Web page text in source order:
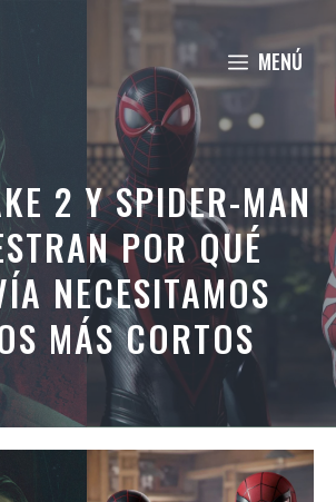
MENÚ
2 Y SPIDER-MAN
POR QUÉ
NECESITAMOS
MÁS CORTOS